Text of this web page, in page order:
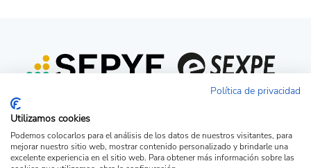
Política de privacidad
Utilizamos cookies
Podemos colocarlos para el análisis de los datos de nuestros visitantes, para
mejorar nuestro sitio web, mostrar contenido personalizado y brindarle una
excelente experiencia en el sitio web. Para obtener más información sobre las